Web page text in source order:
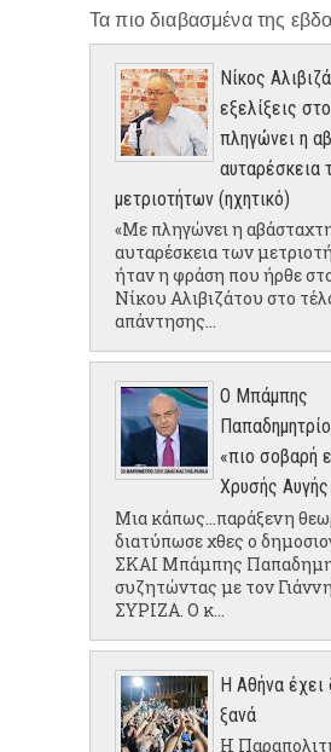
Τα πιο διαβασμένα της
Νίκος
εξελίξεις
πληγώνει η
αυταρέσκεια
μετριοτήτων (ηχητικό)
«Με πληγώνει η
αυταρέσκεια των
ήταν η φράση που ήρθε
Νίκου Αλιβιζάτου στο
απάντησης...
Ο Μπάμπης
«πιο σοβαρή
Χρυσής
Μια κάπως...παράξενη
διατύπωσε χθες ο
ΣΚΑΙ Μπάμπης
συζητώντας με τον
ΣΥΡΙΖΑ. Ο κ...
Η Αθήνα έχει
ξανά
Η